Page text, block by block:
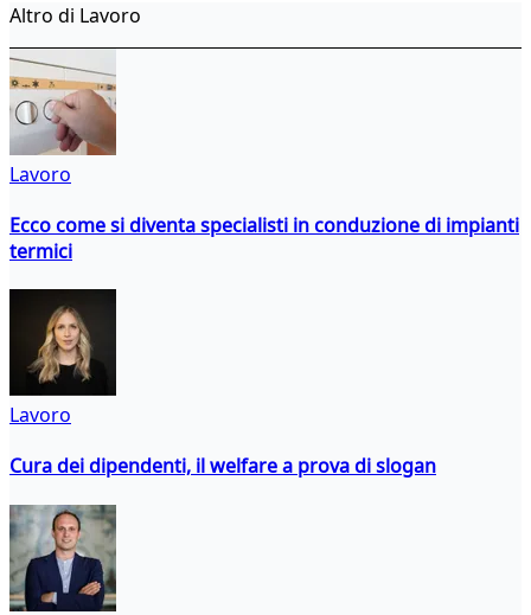
Altro di Lavoro
Lavoro
Ecco come si diventa specialisti in conduzione di impianti
termici
Lavoro
Cura dei dipendenti, il welfare a prova di slogan